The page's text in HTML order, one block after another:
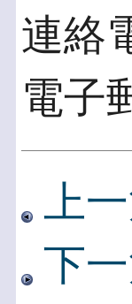
連絡
電子
上
下